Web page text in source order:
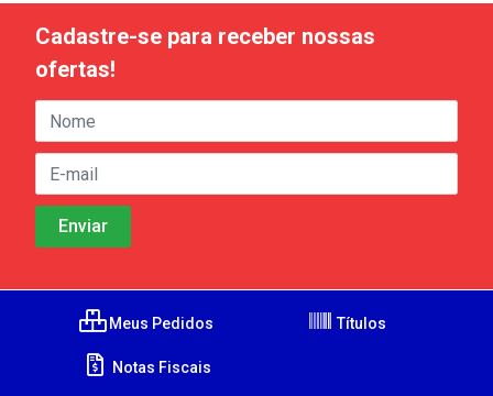
Cadastre-se para receber nossas
ofertas!
Meus Pedidos Títulos
Notas Fiscais